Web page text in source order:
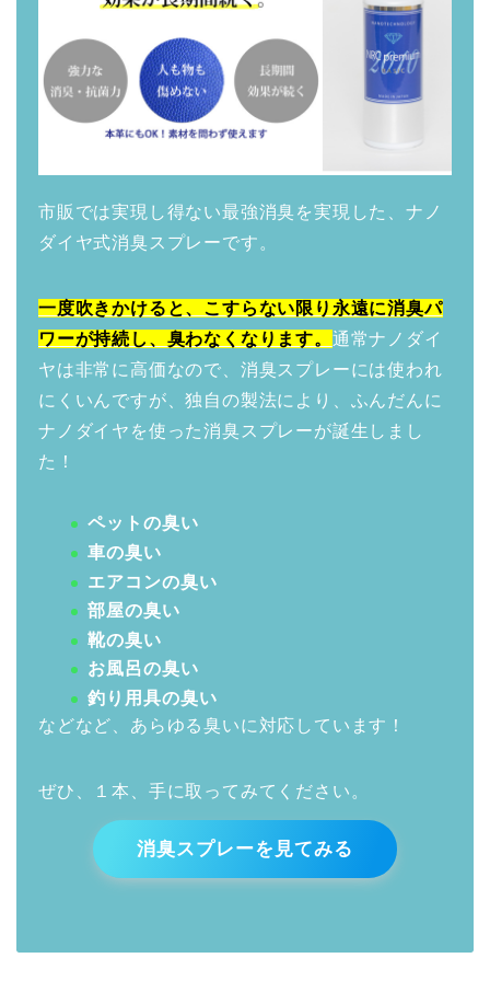
市販では実現し得ない最強消臭を実現した、ナノ
ダイヤ式消臭スプレーです。
一度吹きかけると、こすらない限り永遠に消臭パ
ワーが持続し、臭わなくなります。 通常ナノダイ
ヤは非常に高価なので、消臭スプレーには使われ
にくいんですが、独自の製法により、ふんだんに
ナノダイヤを使った消臭スプレーが誕生しまし
た！
ペットの臭い
車の臭い
エアコンの臭い
部屋の臭い
靴の臭い
お風呂の臭い
釣り用具の臭い
などなど、あらゆる臭いに対応しています！
ぜひ、１本、手に取ってみてください。
消臭スプレーを見てみる